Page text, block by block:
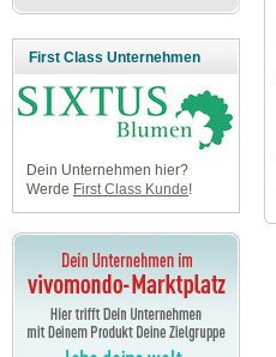
First Class Unternehmen
Dein Unternehmen hier?
Werde First Class Kunde!